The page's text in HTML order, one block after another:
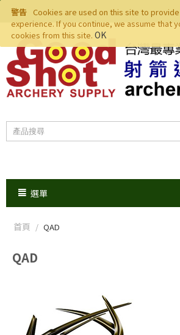
警告 Cookies are used on this site to
experience. If you continue, we assume that
cookies from this site. OK
選單
首頁 / QAD
QAD